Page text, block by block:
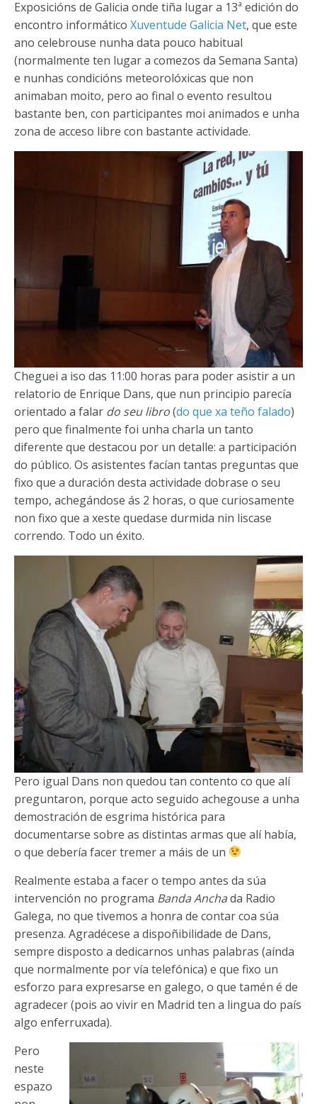
Exposicións de Galicia onde tiña lugar a 13ª edición do
encontro informático Xuventude Galicia Net, que este
ano celebrouse nunha data pouco habitual
(normalmente ten lugar a comezos da Semana Santa)
e nunhas condicións meteorolóxicas que non
animaban moito, pero ao final o evento resultou
bastante ben, con participantes moi animados e unha
zona de acceso libre con bastante actividade.
Cheguei a iso das 11:00 horas para poder asistir a un
relatorio de Enrique Dans, que nun principio parecía
orientado a falar do seu libro(do que xa teño falado)
pero que finalmente foi unha charla un tanto
diferente que destacou por un detalle: a participación
do público. Os asistentes facían tantas preguntas que
fixo que a duración desta actividade dobrase o seu
tempo, achegándose ás 2 horas, o que curiosamente
non fixo que a xeste quedase durmida nin liscase
correndo. Todo un éxito.
Pero igual Dans non quedou tan contento co que alí
preguntaron, porque acto seguido achegouse a unha
demostración de esgrima histórica para
documentarse sobre as distintas armas que alí había,
o que debería facer tremer a máis de un
Realmente estaba a facer o tempo antes da súa
intervención no programa Banda Anchada Radio
Galega, no que tivemos a honra de contar coa súa
presenza. Agradécese a dispoñibilidade de Dans,
sempre disposto a dedicarnos unhas palabras (aínda
que normalmente por vía telefónica) e que fixo un
esforzo para expresarse en galego, o que tamén é de
agradecer (pois ao vivir en Madrid ten a lingua do país
algo enferruxada).
Pero
neste
espazo